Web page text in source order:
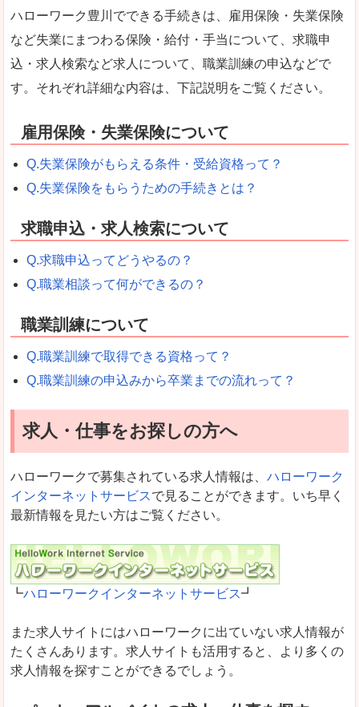
ハローワーク豊川でできる手続きは、雇用保険・失業保険
など失業にまつわる保険・給付・手当について、求職申
込・求人検索など求人について、職業訓練の申込などで
す。それぞれ詳細な内容は、下記説明をご覧ください。
雇用保険・失業保険について
Q.失業保険がもらえる条件・受給資格って？
Q.失業保険をもらうための手続きとは？
求職申込・求人検索について
Q.求職申込ってどうやるの？
Q.職業相談って何ができるの？
職業訓練について
Q.職業訓練で取得できる資格って？
Q.職業訓練の申込みから卒業までの流れって？
求人・仕事をお探しの方へ
ハローワークで募集されている求人情報は、 ハローワーク
インターネットサービスで見ることができます。いち早く
最新情報を見たい方はご覧ください。
┗ハローワークインターネットサービス┛
また求人サイトにはハローワークに出ていない求人情報が
たくさんあります。求人サイトも活用すると、より多くの
求人情報を探すことができるでしょう。